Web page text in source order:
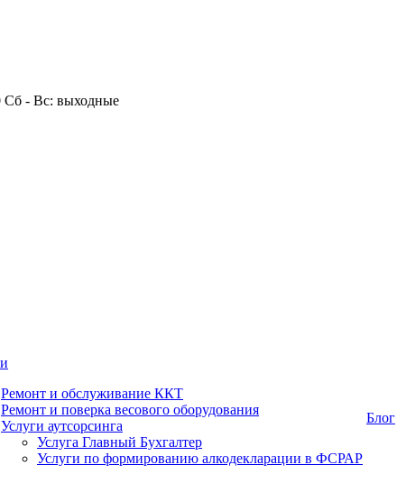
Сб - Вс: выходные
Ремонт и обслуживание ККТ
Ремонт и поверка весового оборудования
Услуги аутсорсинга
Услуга Главный Бухгалтер
Услуги по формированию алкодекларации в ФСРАР
Блог